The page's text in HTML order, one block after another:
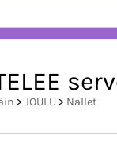
> JOULU > Nallet